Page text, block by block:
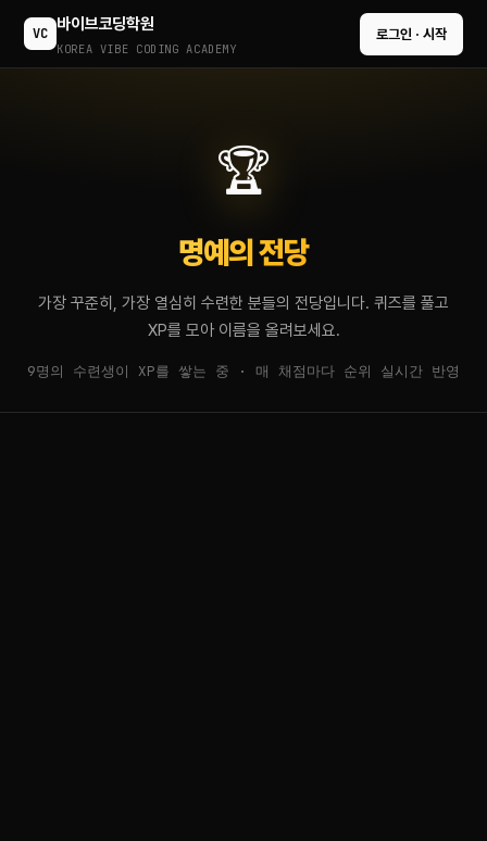
VC 바이브코딩학원
KOREA VIBE CODING ACADEMY
로그인 · 시작
🏆
명예의 전당
가장 꾸준히, 가장 열심히 수련한 분들의 전당입니다. 퀴즈를 풀고
XP를 모아 이름을 올려보세요.
9명의 수련생이 XP를 쌓는 중 · 매 채점마다 순위 실시간 반영